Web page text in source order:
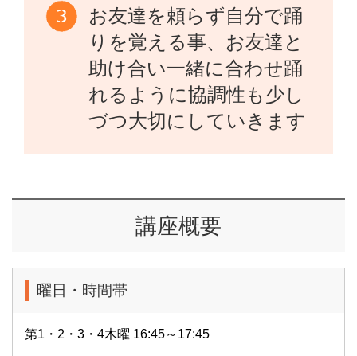
お友達を頼らず自分で踊
りを覚える事、お友達と
助け合い一緒に合わせ踊
れるように協調性も少し
づつ大切にしていきます
講座概要
曜日・時間帯
第1・2・3・4木曜 16:45～17:45